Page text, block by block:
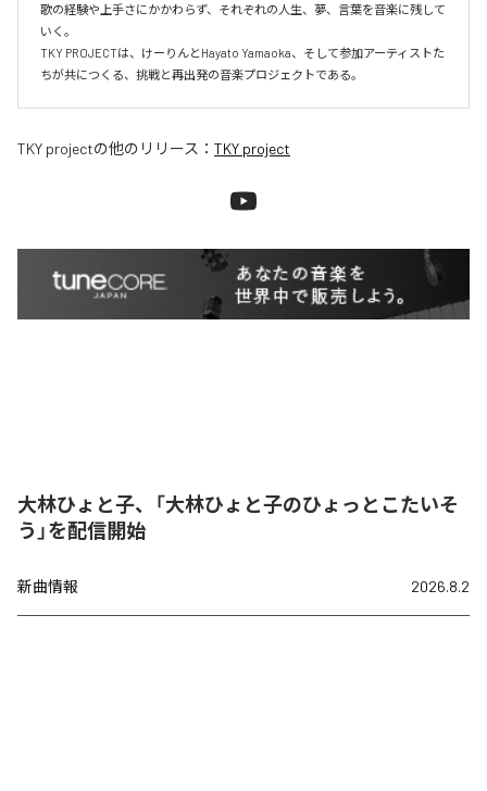
歌の経験や上手さにかかわらず、それぞれの人生、夢、言葉を音楽に残して
いく。
TKY PROJECTは、けーりんとHayato Yamaoka、そして参加アーティストた
ちが共につくる、挑戦と再出発の音楽プロジェクトである。
TKY projectの他のリリース： TKY project
大林ひょと子、「大林ひょと子のひょっとこたいそ
う」を配信開始
新曲情報 2026.8.2